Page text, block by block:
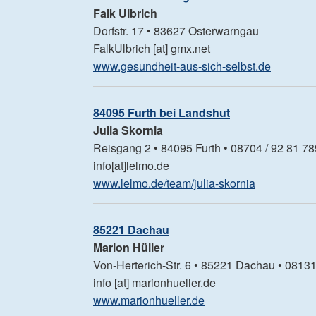
Falk Ulbrich
Dorfstr. 17 • 83627 Osterwarngau
FalkUlbrich [at] gmx.net
www.gesundheit-aus-sich-selbst.de
84095 Furth bei Landshut
Julia Skornia
Reisgang 2 • 84095 Furth • 08704 / 92 81
info[at]lelmo.de
www.lelmo.de/team/julia-skornia
85221 Dachau
Marion Hüller
Von-Herterich-Str. 6 • 85221 Dachau •
info [at] marionhueller.de
www.marionhueller.de